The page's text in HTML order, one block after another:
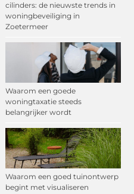
cilinders: de nieuwste trends in
woningbeveiliging in
Zoetermeer
Waarom een goede
woningtaxatie steeds
belangrijker wordt
Waarom een goed tuinontwerp
begint met visualiseren